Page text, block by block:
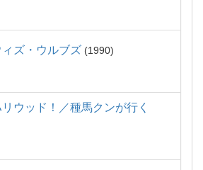
ズ・ウルブズ 1990
ウッド！／種馬クンが行く